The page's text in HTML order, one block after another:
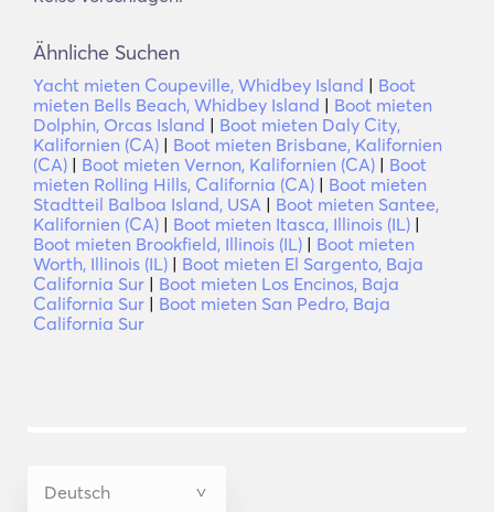
Ähnliche Suchen
Yacht mieten Coupeville, Whidbey Island | Boot
mieten Bells Beach, Whidbey Island | Boot mieten
Dolphin, Orcas Island | Boot mieten Daly City,
Kalifornien (CA) | Boot mieten Brisbane, Kalifornien
(CA) | Boot mieten Vernon, Kalifornien (CA) | Boot
mieten Rolling Hills, California (CA) | Boot mieten
Stadtteil Balboa Island, USA | Boot mieten Santee,
Kalifornien (CA) | Boot mieten Itasca, Illinois (IL) |
Boot mieten Brookfield, Illinois (IL) | Boot mieten
Worth, Illinois (IL) | Boot mieten El Sargento, Baja
California Sur | Boot mieten Los Encinos, Baja
California Sur | Boot mieten San Pedro, Baja
California Sur